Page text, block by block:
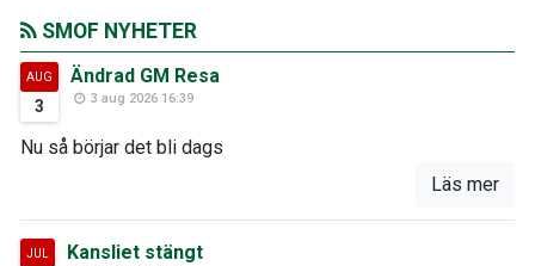
SMOF NYHETER
AUG
3
Ändrad GM Resa
3 aug 2026 16:39
Nu så börjar det bli dags
Läs mer
JUL Kansliet stängt